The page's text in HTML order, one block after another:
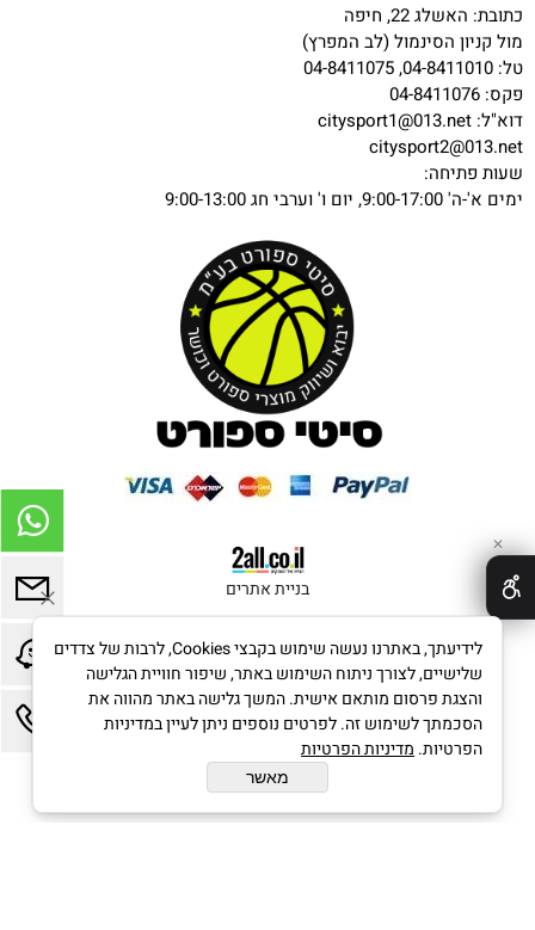
כתובת: האשלג 22, חיפה
מול קניון הסינמול (לב המפרץ)
טל: 04-8411010, 04-8411075
פקס: 04-8411076
דוא"ל: citysport1@013.net
citysport2@013.net
שעות פתיחה:
ימים א'-ה' 9:00-17:00, יום ו' וערבי חג 9:00-13:00
בניית אתרים
✕
לידיעתך, באתרנו נעשה שימוש בקבצי Cookies, לרבות של צדדים
שלישיים, לצורך ניתוח השימוש באתר, שיפור חוויית הגלישה
והצגת פרסום מותאם אישית. המשך גלישה באתר מהווה את
הסכמתך לשימוש זה. לפרטים נוספים ניתן לעיין במדיניות
הפרטיות. מדיניות הפרטיות
מאשר